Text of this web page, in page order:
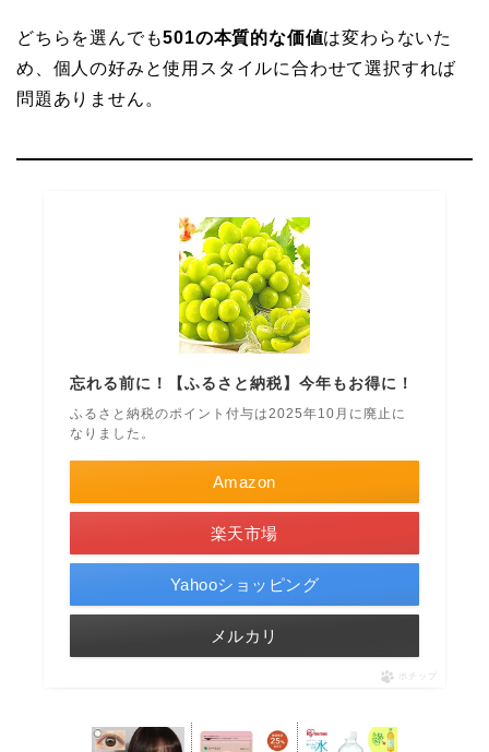
どちらを選んでも501の本質的な価値は変わらないた
め、個人の好みと使用スタイルに合わせて選択すれば
問題ありません。
忘れる前に！【ふるさと納税】今年もお得に！
ふるさと納税のポイント付与は2025年10月に廃止に
なりました。
Amazon
楽天市場
Yahooショッピング
メルカリ
ポチップ